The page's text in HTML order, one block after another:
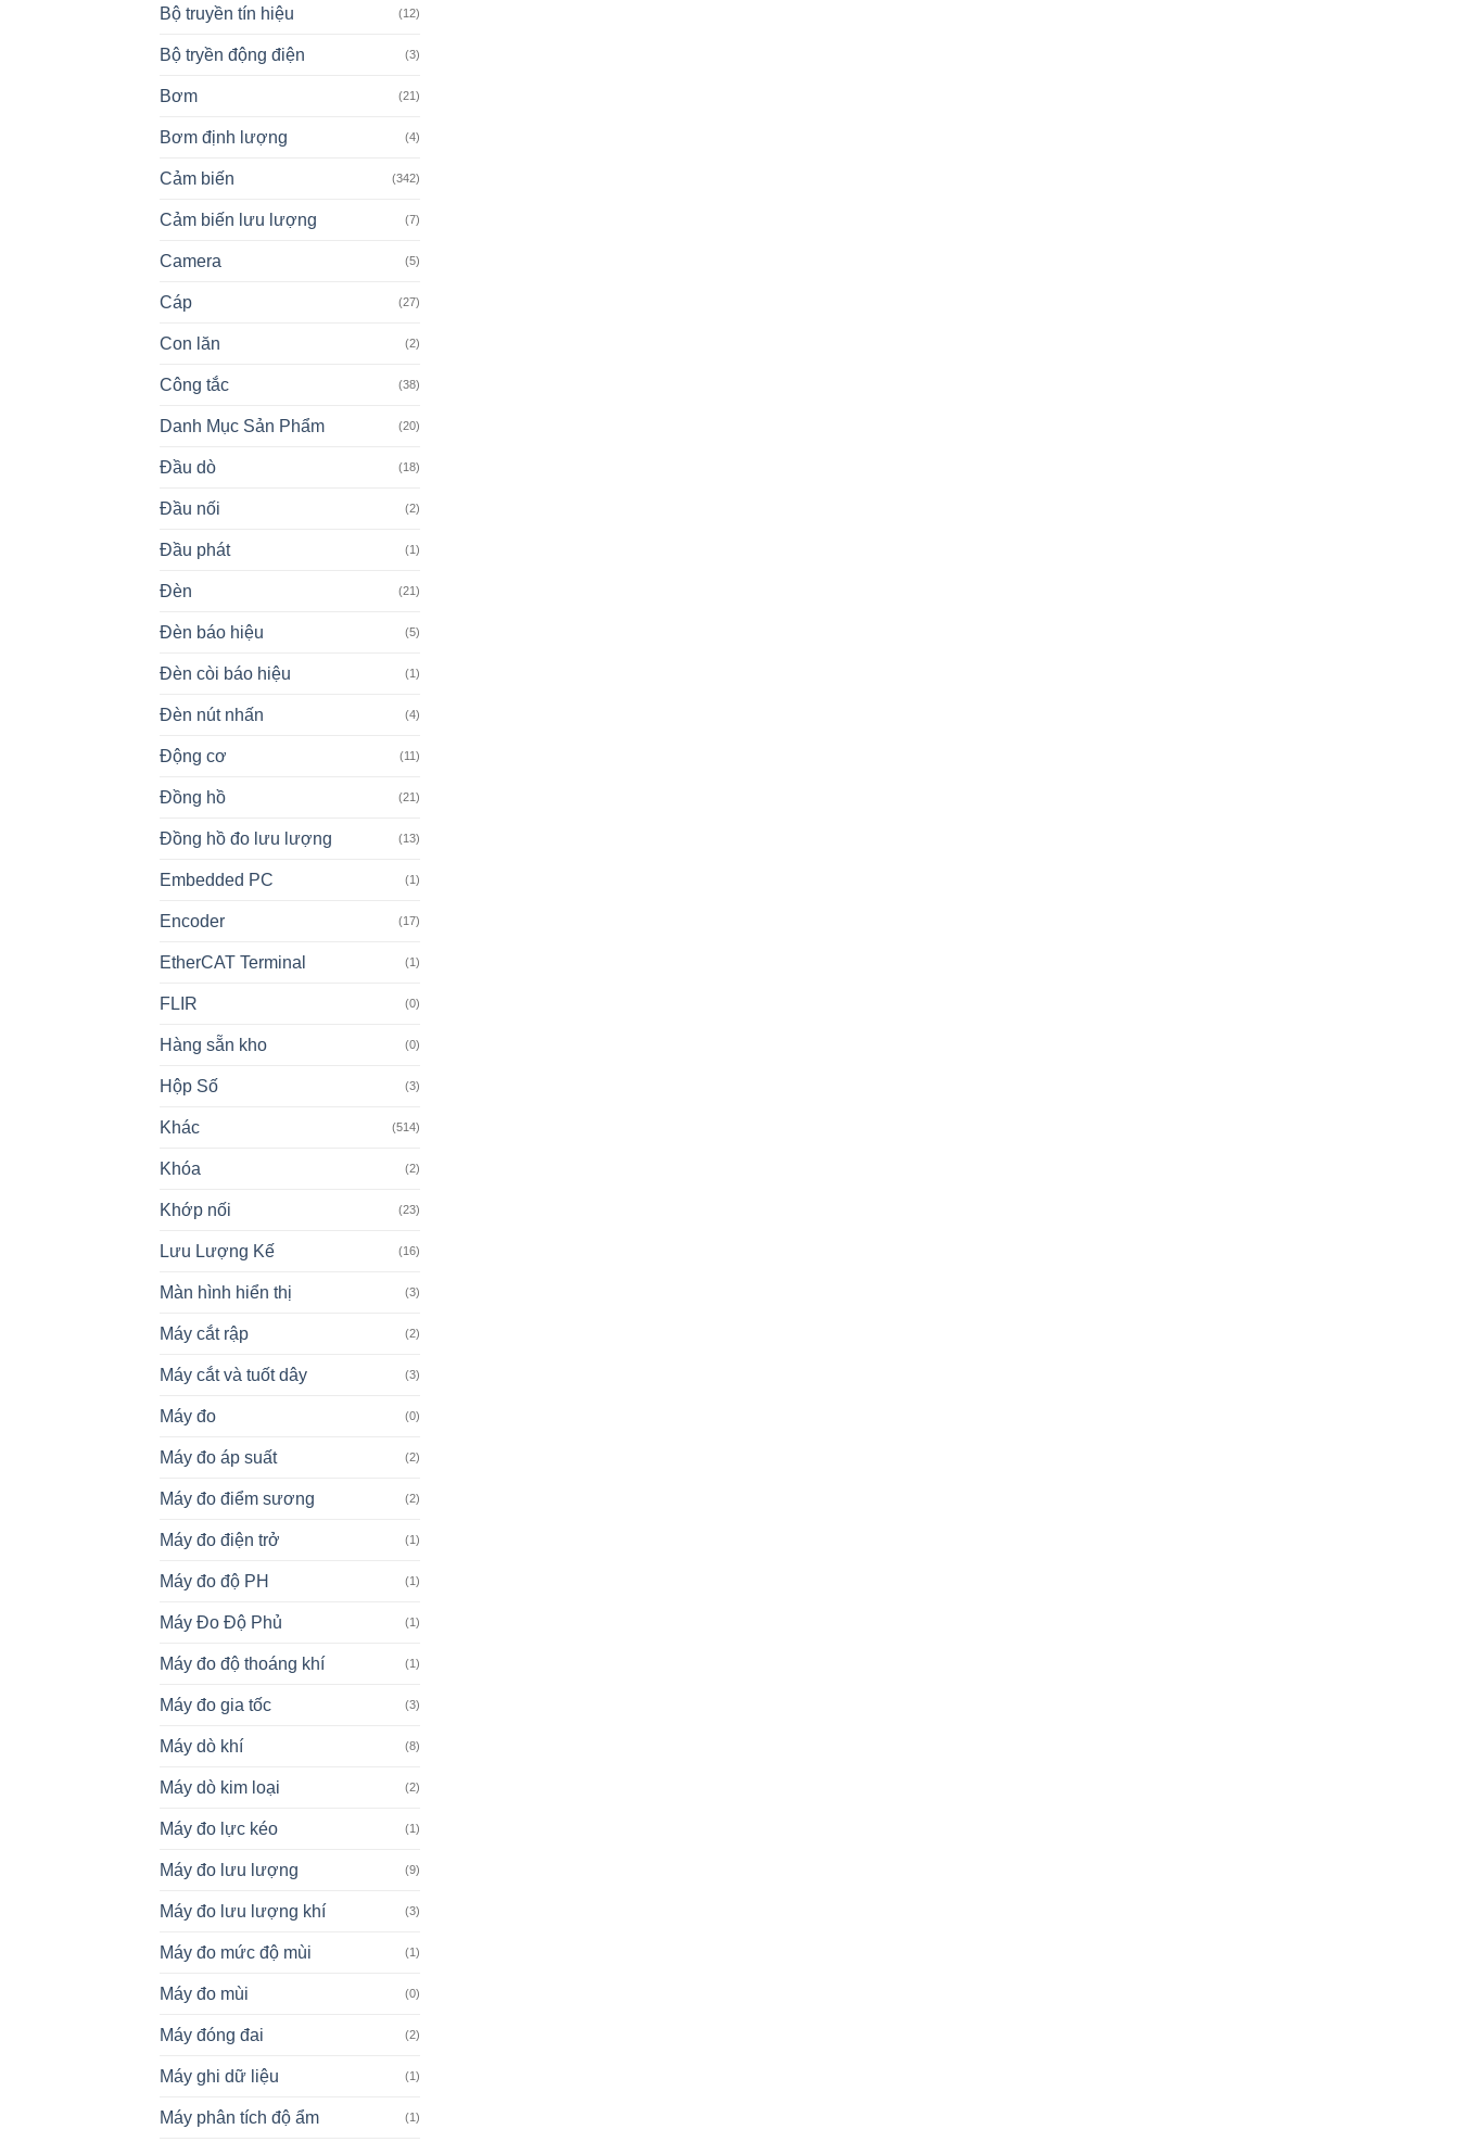
Bộ truyền tín hiệu (12)
Bộ tryền động điện (3)
Bơm (21)
Bơm định lượng (4)
Cảm biến (342)
Cảm biến lưu lượng (7)
Camera (5)
Cáp (27)
Con lăn (2)
Công tắc (38)
Danh Mục Sản Phẩm (20)
Đầu dò (18)
Đầu nối (2)
Đầu phát (1)
Đèn (21)
Đèn báo hiệu (5)
Đèn còi báo hiệu (1)
Đèn nút nhấn (4)
Động cơ (11)
Đồng hồ (21)
Đồng hồ đo lưu lượng (13)
Embedded PC (1)
Encoder (17)
EtherCAT Terminal (1)
FLIR (0)
Hàng sẵn kho (0)
Hộp Số (3)
Khác (514)
Khóa (2)
Khớp nối (23)
Lưu Lượng Kế (16)
Màn hình hiển thị (3)
Máy cắt rập (2)
Máy cắt và tuốt dây (3)
Máy đo (0)
Máy đo áp suất (2)
Máy đo điểm sương (2)
Máy đo điện trở (1)
Máy đo độ PH (1)
Máy Đo Độ Phủ (1)
Máy đo độ thoáng khí (1)
Máy đo gia tốc (3)
Máy dò khí (8)
Máy dò kim loại (2)
Máy đo lực kéo (1)
Máy đo lưu lượng (9)
Máy đo lưu lượng khí (3)
Máy đo mức độ mùi (1)
Máy đo mùi (0)
Máy đóng đai (2)
Máy ghi dữ liệu (1)
Máy phân tích độ ẩm (1)